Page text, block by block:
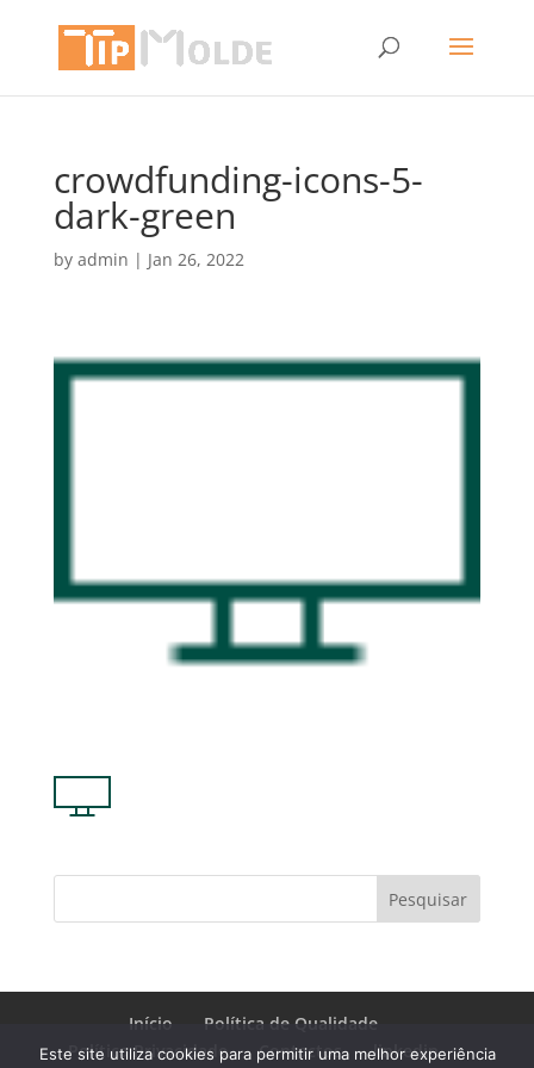
crowdfunding-icons-5-
dark-green
by admin | Jan 26, 2022
Pesquisar
Início
Política de Qualidade
Política Privacidade
Contactos
linkedin
Este site utiliza cookies para permitir uma melhor experiência